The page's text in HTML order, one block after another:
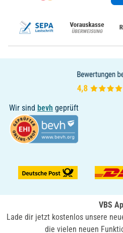
Wir sind bevh geprüft
VBS
Lade dir jetzt kostenlos unsere
die vielen neuen